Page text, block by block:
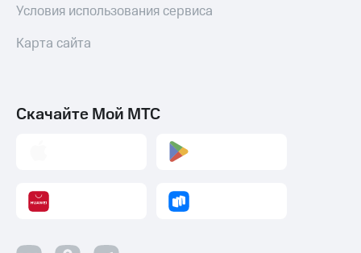
Условия использования сервиса
Карта сайта
Скачайте Мой МТС